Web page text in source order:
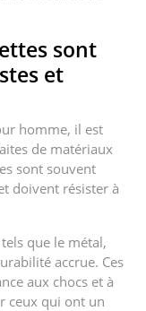
sont
et
homme, il est
de matériaux
sont souvent
doivent résister à
que le métal,
accrue. Ces
aux chocs et à
ceux qui ont un